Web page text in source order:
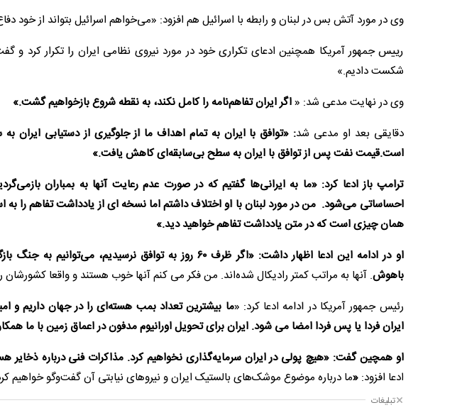
وی در مورد آتش بس در لبنان و رابطه با اسرائیل هم افزود: «می‌خواهم اسرائیل بتواند از خود
رییس جمهور آمریکا همچنین ادعای تکراری خود در مورد نیروی نظامی ایران را تکرار کرد و
شکست دادیم.»
وی در نهایت مدعی شد: «اگر ایران تفاهم‌نامه را کامل نکند، به نقطه شروع بازخواهیم گشت.»
دقایقی بعد او مدعی شد: «توافق با ایران به تمام اهداف ما از جلوگیری از دستیابی
است.قیمت نفت پس از توافق با ایران به سطح بی‌سابقه‌ای کاهش یافت.»
ترامپ باز ادعا کرد: «ما به ایرانی‌ها گفتیم که در صورت عدم رعایت آنها به بمباران
احساساتی می‌شود. من در مورد لبنان با او اختلاف داشتم اما نسخه ای از یادداشت تفاهم را به
همان چیزی است که در متن یادداشت تفاهم خواهید دید.»
او در ادامه این ادعا اظهار داشت:‌ «اگر ظرف ۶۰ روز به توافق
باهوش. آنها به مراتب کمتر رادیکال شده‌اند. من فکر می کنم آنها خوب هستند و واقعا کشورشان
رئیس جمهور آمریکا در ادامه ادعا کرد:‌ «ما بیشترین تعداد بمب هسته‌ای را در جهان داریم و
ایران فردا یا پس فردا امضا می شود‌‌. ایران برای تحویل اورانیوم مدفون در اعماق زمین با ما
او همچین گفت:‌ «هیچ پولی در ایران سرمایه‌گذاری نخواهیم کرد‌‌. مذاکرات فنی درباره ذخایر
ادعا افزود:‌ «ما درباره موضوع موشک‌های بالستیک ایران و نیروهای نیابتی آن گفت‌وگو خواهیم
تبلیغات